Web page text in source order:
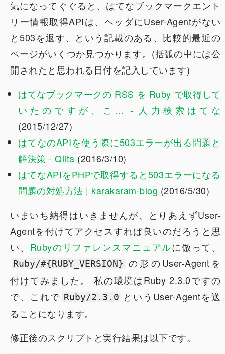
気になってぐぐると、はてなブックマークエント
リー情報取得APIは、ヘッダにUser-Agentがない
と503を返す、という記載のある、比較的最近の
ページがいくつか見つかります。(括弧の中には公
開されたと思われる日付を記入しています)
はてなブックマークの RSS を Ruby で取得して
いたのですが、こ… - 人力検索はてな
(2015/12/27)
はてなのAPIを使う際に503エラーが出る問題と
解決策 - Qiita (2016/3/10)
はてなAPIをPHPで取得すると503エラーになる
問題の対処方法 | karakaram-blog (2016/5/30)
いまいち納得はいきませんが、とりあえずUser-
Agentを付けてアクセスすれば良いのだろうと思
い、 Rubyのリファレンスマニュアルに倣って、
Ruby/#{RUBY_VERSION} の形のUser-Agentを
付けてみました。 私の環境はRuby 2.3.0ですの
で、これで Ruby/2.3.0 というUser-Agentを送
ることになります。
修正後のスクリプトと実行結果は以下です。